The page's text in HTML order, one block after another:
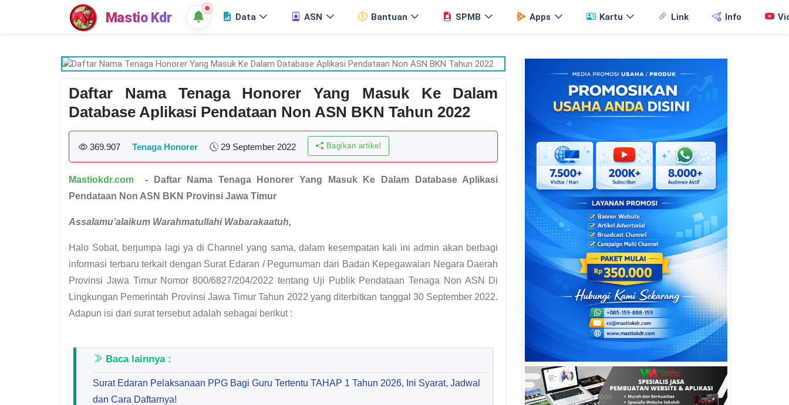
Mastio Kdr Data ASN Bantuan SPMB Apps Kartu Link Info
Daftar Nama Tenaga Honorer Yang Masuk Ke Dalam
Database Aplikasi Pendataan Non ASN BKN Tahun 2022
369.907 Tenaga Honorer 29 September 2022 Bagikan artikel
Mastiokdr.com - Daftar Nama Tenaga Honorer Yang Masuk Ke Dalam Database Aplikasi
Pendataan Non ASN BKN Provinsi Jawa Timur
Assalamu’alaikum Warahmatullahi Wabarakaatuh,
Halo Sobat, berjumpa lagi ya di Channel yang sama, dalam kesempatan kali ini admin akan berbagi
informasi terbaru terkait dengan Surat Edaran / Pegumuman dari Badan Kepegawaian Negara Daerah
Provinsi Jawa Timur Nomor 800/6827/204/2022 tentang Uji Publik Pendataan Tenaga Non ASN Di
Lingkungan Pemerintah Provinsi Jawa Timur Tahun 2022 yang diterbitkan tanggal 30 September 2022.
Adapun isi dari surat tersebut adalah sebagai berikut :
Baca lainnya :
Surat Edaran Pelaksanaan PPG Bagi Guru Tertentu TAHAP 1 Tahun 2026, Ini Syarat, Jadwal
dan Cara Daftarnya!